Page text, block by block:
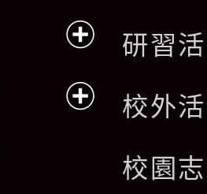
開
研習
校外
校園